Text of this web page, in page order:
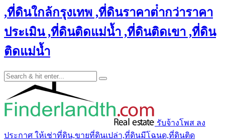
,ที่ดินใกล้กรุงเทพ ,ที่ดินราคาต่ํากว่าราคา
ประเมิน ,ที่ดินติดแม่น้ำ ,ที่ดินติดเขา ,ที่ดิน
ติดแม่น้ำ
รับจ้างโพส ลง
ประกาศ ให้เช่าที่ดิน,ขายที่ดินเปล่า,ที่ดินมีโฉนด,ที่ดินติด